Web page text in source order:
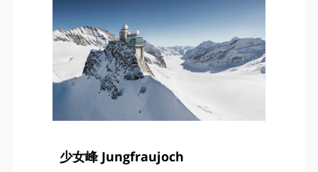
少女峰 Jungfraujoch